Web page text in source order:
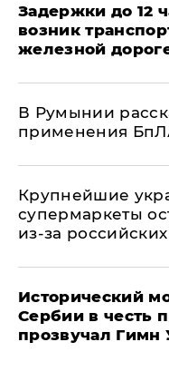
Задержки до 12
возник
железной
В Румынии
применения
Крупнейшие
супермаркеты
из-за российских
Исторический
Сербии в честь
прозвучал Гимн